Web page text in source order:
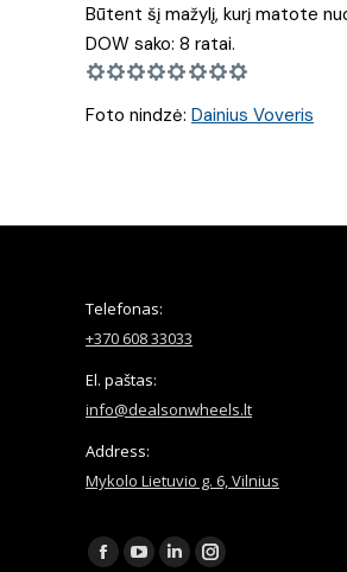
Būtent šį mažylį, kurį matote
DOW sako: 8 ratai.
Foto nindzė: Dainius Voveris
Telefonas:
+370 608 33033
El. paštas:
info@dealsonwheels.lt
Address:
Mykolo Lietuvio g. 6, Vilnius
Find us on:
FacebookYouTube
LinkedinInstagram